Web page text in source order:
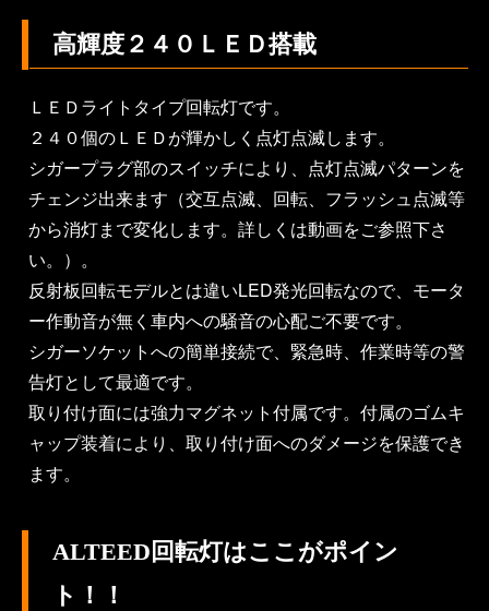
高輝度２４０ＬＥＤ搭載
ＬＥＤライトタイプ回転灯です。
２４０個のＬＥＤが輝かしく点灯点滅します。
シガープラグ部のスイッチにより、点灯点滅パターンを
チェンジ出来ます（交互点滅、回転、フラッシュ点滅等
から消灯まで変化します。詳しくは動画をご参照下さ
い。）。
反射板回転モデルとは違いLED発光回転なので、モータ
ー作動音が無く車内への騒音の心配ご不要です。
シガーソケットへの簡単接続で、緊急時、作業時等の警
告灯として最適です。
取り付け面には強力マグネット付属です。付属のゴムキ
ャップ装着により、取り付け面へのダメージを保護でき
ます。
ALTEED回転灯はここがポイン
ト！！